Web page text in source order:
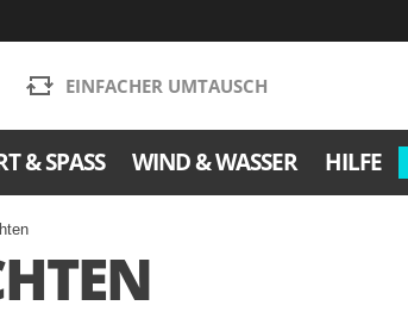
EINFACHER UMTAUSCH
& SPASS WIND & WASSER HILFE